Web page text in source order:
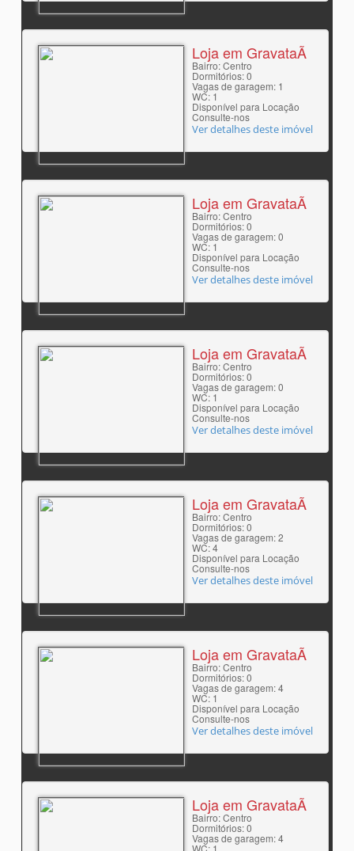
Loja em GravataÃ­
Bairro: Centro
Dormitórios: 0
Vagas de garagem: 1
WC: 1
Disponível para Locação
Consulte-nos
Ver detalhes deste imóvel
Loja em GravataÃ­
Bairro: Centro
Dormitórios: 0
Vagas de garagem: 0
WC: 1
Disponível para Locação
Consulte-nos
Ver detalhes deste imóvel
Loja em GravataÃ­
Bairro: Centro
Dormitórios: 0
Vagas de garagem: 0
WC: 1
Disponível para Locação
Consulte-nos
Ver detalhes deste imóvel
Loja em GravataÃ­
Bairro: Centro
Dormitórios: 0
Vagas de garagem: 2
WC: 4
Disponível para Locação
Consulte-nos
Ver detalhes deste imóvel
Loja em GravataÃ­
Bairro: Centro
Dormitórios: 0
Vagas de garagem: 4
WC: 1
Disponível para Locação
Consulte-nos
Ver detalhes deste imóvel
Loja em GravataÃ­
Bairro: Centro
Dormitórios: 0
Vagas de garagem: 4
WC: 1